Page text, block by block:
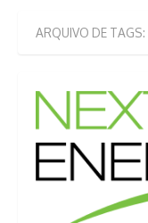
ARQUIVO DE TAGS: